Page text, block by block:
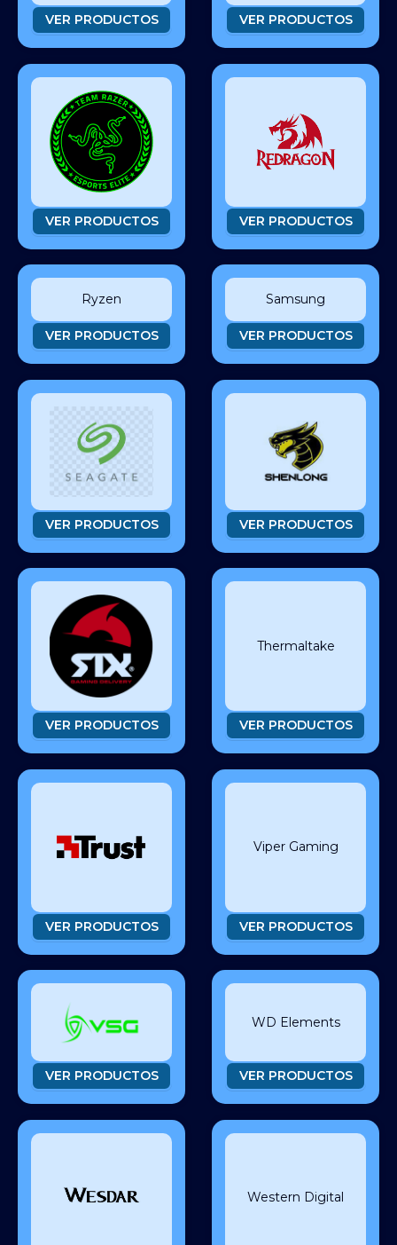
VER PRODUCTOS VER PRODUCTOS
VER PRODUCTOS VER PRODUCTOS
Ryzen
VER PRODUCTOS
Samsung
VER PRODUCTOS
VER PRODUCTOS VER PRODUCTOS
VER PRODUCTOS
Thermaltake
VER PRODUCTOS
VER PRODUCTOS
Viper Gaming
VER PRODUCTOS
VER PRODUCTOS
WD Elements
VER PRODUCTOS
Western Digital